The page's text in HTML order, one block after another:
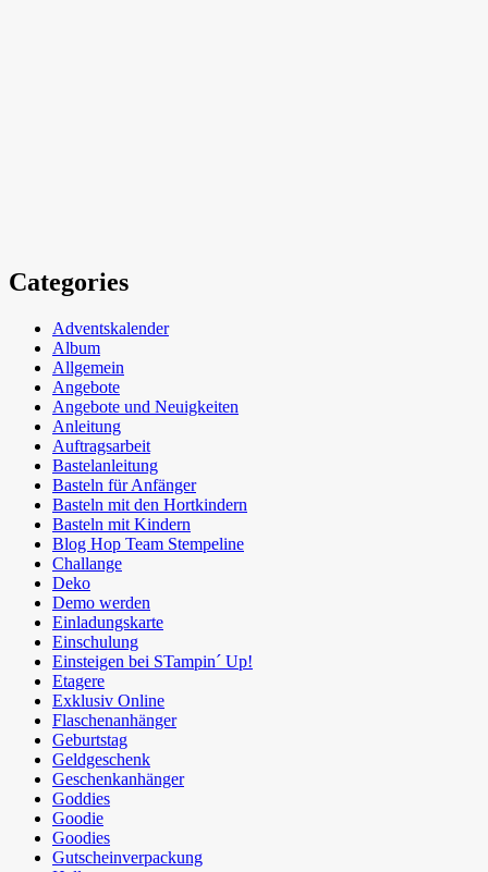
Categories
Adventskalender
Album
Allgemein
Angebote
Angebote und Neuigkeiten
Anleitung
Auftragsarbeit
Bastelanleitung
Basteln für Anfänger
Basteln mit den Hortkindern
Basteln mit Kindern
Blog Hop Team Stempeline
Challange
Deko
Demo werden
Einladungskarte
Einschulung
Einsteigen bei STampin´ Up!
Etagere
Exklusiv Online
Flaschenanhänger
Geburtstag
Geldgeschenk
Geschenkanhänger
Goddies
Goodie
Goodies
Gutscheinverpackung